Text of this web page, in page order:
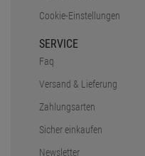
Cookie-Einstellungen
SERVICE
Faq
Versand & Lieferung
Zahlungsarten
Sicher einkaufen
Newsletter